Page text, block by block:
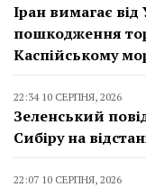
Іран вимагає
пошкодження
Каспійському
22:34 10 СЕРПНЯ, 2026
Зеленський
Сибіру на
22:07 10 СЕРПНЯ, 2026